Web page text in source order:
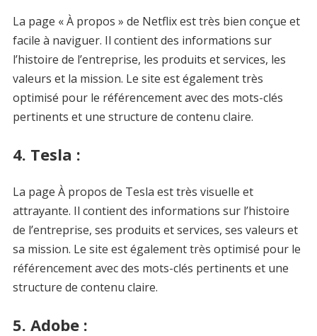
La page « À propos » de Netflix est très bien conçue et
facile à naviguer. Il contient des informations sur
l’histoire de l’entreprise, les produits et services, les
valeurs et la mission. Le site est également très
optimisé pour le référencement avec des mots-clés
pertinents et une structure de contenu claire.
4. Tesla :
La page À propos de Tesla est très visuelle et
attrayante. Il contient des informations sur l’histoire
de l’entreprise, ses produits et services, ses valeurs et
sa mission. Le site est également très optimisé pour le
référencement avec des mots-clés pertinents et une
structure de contenu claire.
5. Adobe :